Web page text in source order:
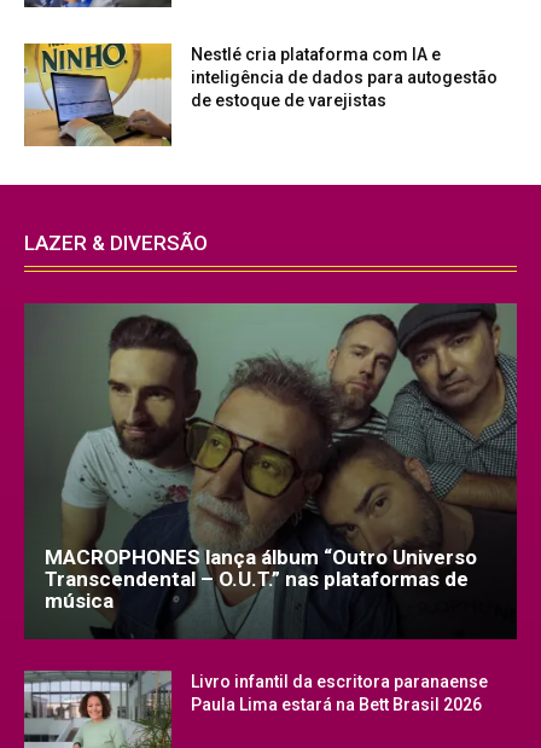
Nestlé cria plataforma com IA e
inteligência de dados para autogestão
de estoque de varejistas
LAZER & DIVERSÃO
MACROPHONES lança álbum “Outro Universo
Transcendental – O.U.T.” nas plataformas de
música
Livro infantil da escritora paranaense
Paula Lima estará na Bett Brasil 2026